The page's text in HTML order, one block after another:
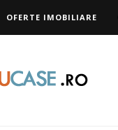
OFERTE IMOBILIARE